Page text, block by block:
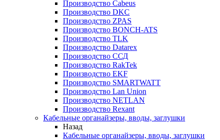
Производство Cabeus
Производство DKC
Производство ZPAS
Производство BONCH-ATS
Производство TLK
Производство Datarex
Производство ССД
Производство RakTek
Производство EKF
Производство SMARTWATT
Производство Lan Union
Производство NETLAN
Производство Rexant
Кабельные органайзеры, вводы, заглушки
Назад
Кабельные органайзеры, вводы, заглушки